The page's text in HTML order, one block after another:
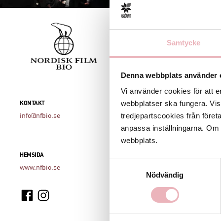
Samtycke
Denna webbplats använder
Vi använder cookies för att
webbplatser ska fungera.
tredjepartscookies från
anpassa inställningarna.
webbplats.
Nödvändig
KONTAKT
info@nfbio.se
HEMSIDA
www.nfbio.se
En
På
4DX-
till
OBS!
även om